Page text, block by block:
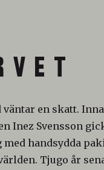
V E T
väntar en skatt.
Inez Svensson
handsydda
Tjugo år